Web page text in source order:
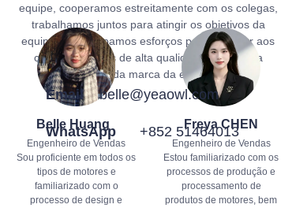
equipe, cooperamos estreitamente com os colegas,
trabalhamos juntos para atingir os objetivos da
equipe, não poupamos esforços para fornecer aos
clientes serviços de alta qualidade e manter a
imagem da marca da empresa.
Belle Huang Freya CHEN
Engenheiro de Vendas
Sou proficiente em todos os
tipos de motores e
familiarizado com o
processo de design e
Engenheiro de Vendas
Estou familiarizado com os
processos de produção e
processamento de
produtos de motores, bem
Emailbelle@yeaowl.com
WhatsApp +852 51464013